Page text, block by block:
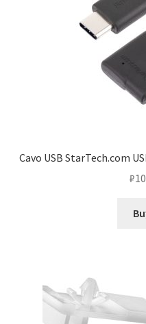
Cavo USB StarTech.com
₽